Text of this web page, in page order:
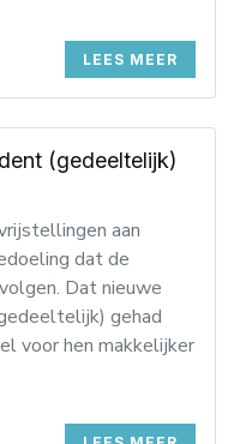
LEES MEER
(gedeeltelijk)
aan
dat de
Dat nieuwe
gehad
voor hen makkelijker